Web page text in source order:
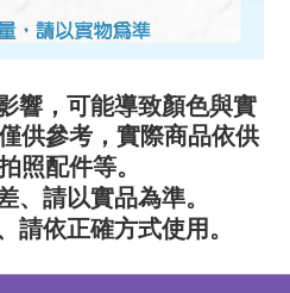
響，可能導致顏色與實
供參考，實際商品依供
照配件等。
、請以實品為準。
請依正確方式使用。